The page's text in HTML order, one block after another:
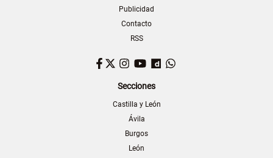
Publicidad
Contacto
RSS
Facebook
TwitterInstagram
YouTubeDailymotion
Secciones
Castilla y León
Ávila
Burgos
León